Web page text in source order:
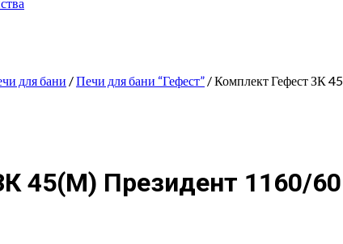
для бани /Печи для бани “Гефест” / Комплект Гефест ЗК
45(М) Президент 1160/